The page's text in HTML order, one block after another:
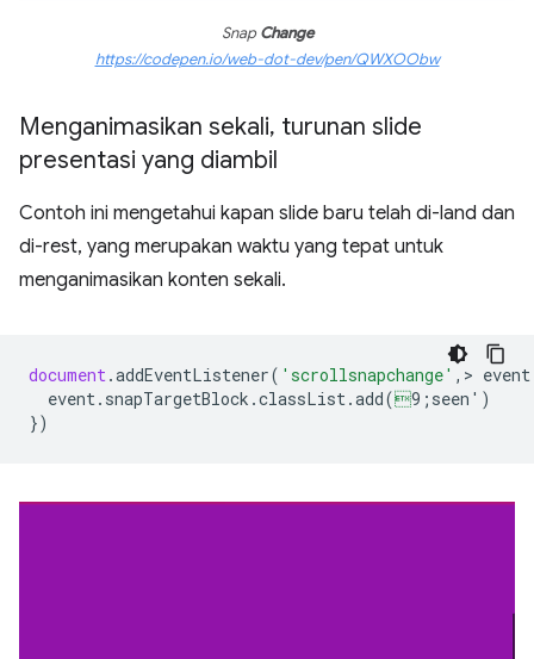
SnapChange
https://codepen.io/web-dot-dev/pen/QWXOObw
Menganimasikan sekali, turunan slide
presentasi yang diambil
Contoh ini mengetahui kapan slide baru telah di-land dan
di-rest, yang merupakan waktu yang tepat untuk
menganimasikan konten sekali.
document .addEventListener( 'scrollsnapchange' , > event
event . snapTargetBlock .classList .add(9;seen' )
})